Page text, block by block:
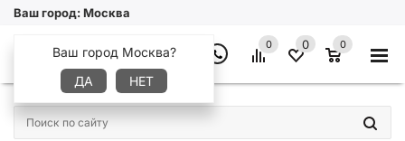
Ваш город:Москва
Ваш город Москва?
ДА
НЕТ
0 0 0
×